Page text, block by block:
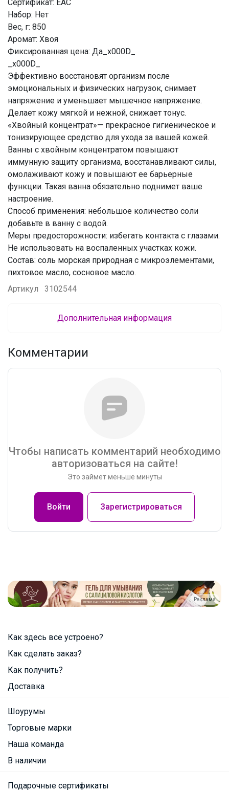
Сертификат: ЕАС
Набор: Нет
Вес, г: 850
Аромат: Хвоя
Фиксированная цена: Да_x000D_
_x000D_
Эффективно восстановят организм после
эмоциональных и физических нагрузок, снимает
напряжение и уменьшает мышечное напряжение.
Делает кожу мягкой и нежной, снижает тонус.
«Хвойный концентрат»— прекрасное гигиеническое и
тонизирующее средство для ухода за вашей кожей.
Ванны с хвойным концентратом повышают
иммунную защиту организма, восстанавливают силы,
омолаживают кожу и повышают ее барьерные
функции. Такая ванна обязательно поднимет ваше
настроение.
Способ применения: небольшое количество соли
добавьте в ванну с водой.
Меры предосторожности: избегать контакта с глазами.
Не использовать на воспаленных участках кожи.
Состав: соль морская природная с микроэлементами,
пихтовое масло, сосновое масло.
Артикул
3102544
Дополнительная информация
Комментарии
Чтобы написать комментарий необходимо
авторизоваться на сайте!
Это займет меньше минуты
Войти Зарегистрироваться
Реклама
Как здесь все устроено?
Как сделать заказ?
Как получить?
Доставка
Шоурумы
Торговые марки
Наша команда
В наличии
Подарочные сертификаты